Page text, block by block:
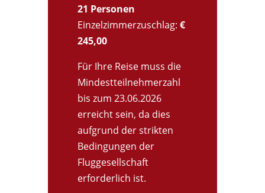
21 Personen
Einzelzimmerzuschlag: €
245,00
Für Ihre Reise muss die
Mindestteilnehmerzahl
bis zum 23.06.2026
erreicht sein, da dies
aufgrund der strikten
Bedingungen der
Fluggesellschaft
erforderlich ist.